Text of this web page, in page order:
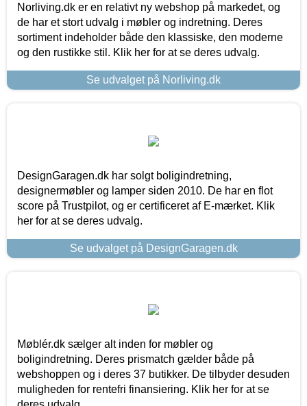
Norliving.dk er en relativt ny webshop på markedet, og
de har et stort udvalg i møbler og indretning. Deres
sortiment indeholder både den klassiske, den moderne
og den rustikke stil. Klik her for at se deres udvalg.
Se udvalget på Norliving.dk
DesignGaragen.dk har solgt boligindretning,
designermøbler og lamper siden 2010. De har en flot
score på Trustpilot, og er certificeret af E-mærket. Klik
her for at se deres udvalg.
Se udvalget på DesignGaragen.dk
Møblér.dk sælger alt inden for møbler og
boligindretning. Deres prismatch gælder både på
webshoppen og i deres 37 butikker. De tilbyder desuden
muligheden for rentefri finansiering. Klik her for at se